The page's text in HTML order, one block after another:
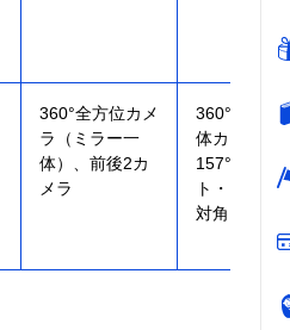
360°全方位カメ
ラ（ミラー一
体）、前後2カ
メラ
360°（ミラ
体カメラ）、
157°（フロン
ト・リアカ
対角）